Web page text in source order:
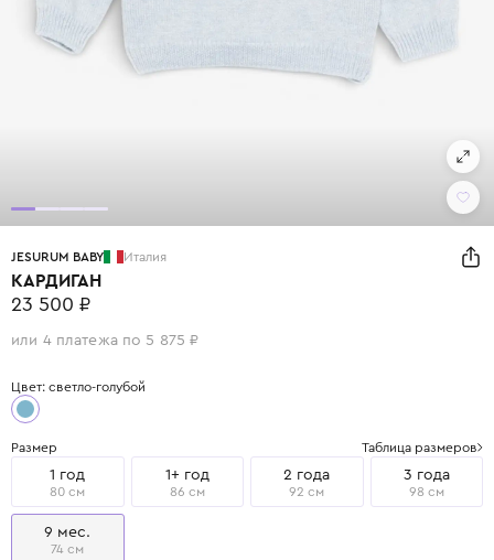
JESURUM BABY Италия
КАРДИГАН
23 500 ₽
или 4 платежа по 5 875 ₽
Цвет: светло-голубой
Размер Таблица размеров
1 год
80 см
1+ год
86 см
2 года
92 см
3 года
98 см
9 мес.
74 см